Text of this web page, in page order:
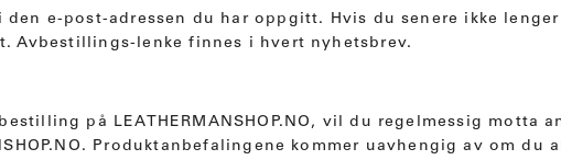
e-post-adressen du har oppgitt. Hvis du senere ikke
Avbestillings-lenke finnes i hvert nyhetsbrev.
på LEATHERMANSHOP.NO, vil du regelmessig motta
Produktanbefalingene kommer uavhengig av om du